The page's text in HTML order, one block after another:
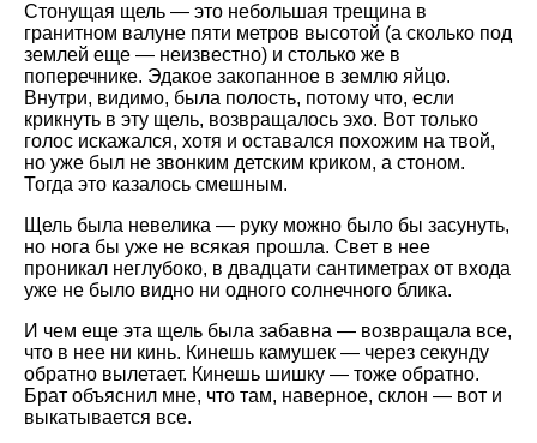
Стонущая щель — это небольшая трещина в
гранитном валуне пяти метров высотой (а сколько под
землей еще — неизвестно) и столько же в
поперечнике. Эдакое закопанное в землю яйцо.
Внутри, видимо, была полость, потому что, если
крикнуть в эту щель, возвращалось эхо. Вот только
голос искажался, хотя и оставался похожим на твой,
но уже был не звонким детским криком, а стоном.
Тогда это казалось смешным.
Щель была невелика — руку можно было бы засунуть,
но нога бы уже не всякая прошла. Свет в нее
проникал неглубоко, в двадцати сантиметрах от входа
уже не было видно ни одного солнечного блика.
И чем еще эта щель была забавна — возвращала все,
что в нее ни кинь. Кинешь камушек — через секунду
обратно вылетает. Кинешь шишку — тоже обратно.
Брат объяснил мне, что там, наверное, склон — вот и
выкатывается все.